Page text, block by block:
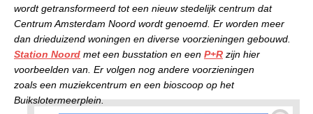
wordt getransformeerd tot een nieuw stedelijk centrum dat
Centrum Amsterdam Noord wordt genoemd. Er worden meer
dan drieduizend woningen en diverse voorzieningen gebouwd.
Station Noord met een busstation en een P+R zijn hier
voorbeelden van. Er volgen nog andere voorzieningen
zoals een muziekcentrum en een bioscoop op het
Buikslotermeerplein.